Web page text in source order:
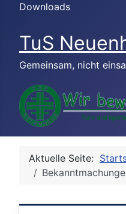
Downloads
TuS
Gemeinsam, nicht
Aktuelle Seite: